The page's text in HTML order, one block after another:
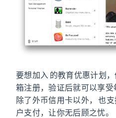
要想加入 Setapp 的教育优惠计
箱注册，验证后就可以享受每
除了外币信用卡以外，Setapp 也
户支付，让你无后顾之忧。